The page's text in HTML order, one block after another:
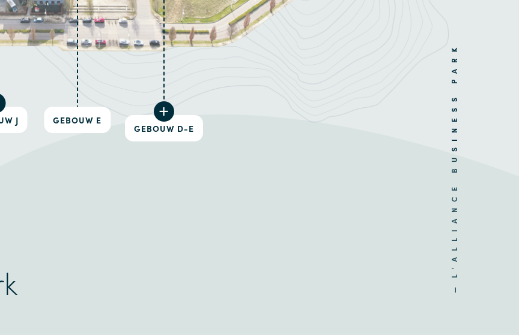
L'ALLIANCE BUSINESS PARK
GEBOUW E
GEBOUW D-E
J